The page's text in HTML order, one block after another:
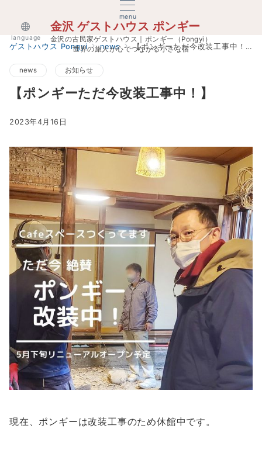
menu
金沢 ゲストハウス ポンギー
金沢の古民家ゲストハウス｜ポンギー（Pongyi）
世界の旅人が心でつながる小さな宿
language
ゲストハウス Pongyi news 【ポンギーただ今改装工事中！】
news お知らせ
【ポンギーただ今改装工事中！】
2023年4月16日
現在、ポンギーは改装工事のため休館中です。